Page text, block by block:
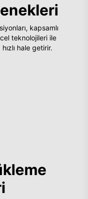
kapsamlı
teknolojileri ile
hale getirir.